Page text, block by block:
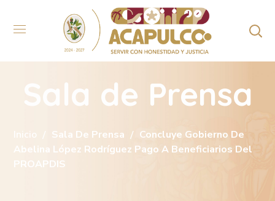
Sala de Prensa
Inicio Sala De Prensa
Concluye Gobierno De
Abelina López Rodríguez Pago A Beneficiarios Del
PROAPDIS